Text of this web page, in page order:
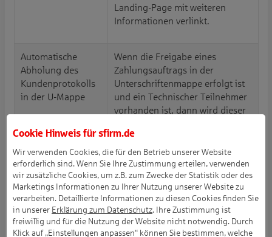
Landing-Page mit weiteren
Informationen verlinkt.
Automatische
Abholung des
Kundenprotokolls
in der U-Mappe
Wenn die Freigabe eines
Zahlungsauftrags in der
Unterschriftenmappe erfolgt ist
und ein Technischer Teilnehmer
vorhanden ist, dann wird dieser
Kundenprotokolls verwendet.
Dadurch entfällt die Eingabe der
PIN oder des Kennworts für den
Authentifikationsschlüssel.
Automatischer
camt-53 Export
In den Einstellungen kann
aktiviert werden, dass nach der
Abholung von Kontoumsätzen
Cookie Hinweis fürsfirm.de
Wir verwenden Cookies, die für den Betrieb unserer Website
erforderlich sind. Wenn Sie Ihre Zustimmung erteilen, verwenden
wir zusätzliche Cookies, um z.B. zum Zwecke der Statistik oder des
Marketings Informationen zu Ihrer Nutzung unserer Website zu
verarbeiten. Detaillierte Informationen zu diesen Cookies finden Sie
in unserer Erklärung zum Datenschutz. Ihre Zustimmung ist
freiwillig und für die Nutzung der Website nicht notwendig. Durch
Klick auf „Einstellungen anpassen“ können Sie bestimmen, welche